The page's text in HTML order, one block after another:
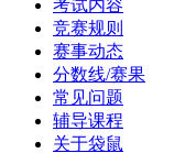
考试内容
竞赛规则
赛事动态
分数线/赛果
常见问题
辅导课程
关于袋鼠